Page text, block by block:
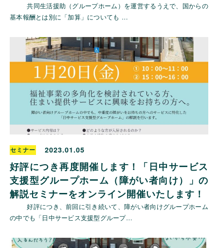
共同生活援助（グループホーム）を運営するうえで、国からの
基本報酬とは別に「加算」についても …
セミナー 2023.01.05
好評につき再度開催します！「日中サービス
支援型グループホーム（障がい者向け）」の
解説セミナーをオンライン開催いたします！
好評につき、前回に引き続いて、障がい者向けグループホーム
の中でも「日中サービス支援型グループ…